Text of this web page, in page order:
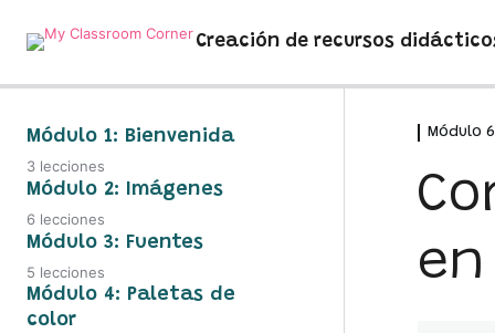
Creación de recursos
Módulo 1: Bienvenida
Bienvenida
Registro en Canva for Edu
Acceso al grupo de Telegram
3 lecciones
Módulo 2: Imágenes
Consejos para escoger buenas
Bancos de imágenes gratuitos y de
pago
6 lecciones
Módulo 3: Fuentes
Criterios para seleccionar fuentes
5 lecciones
Módulo 4: Paletas de
color
Módulo